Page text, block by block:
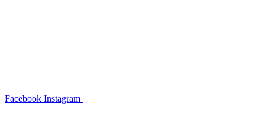
Facebook Instagram